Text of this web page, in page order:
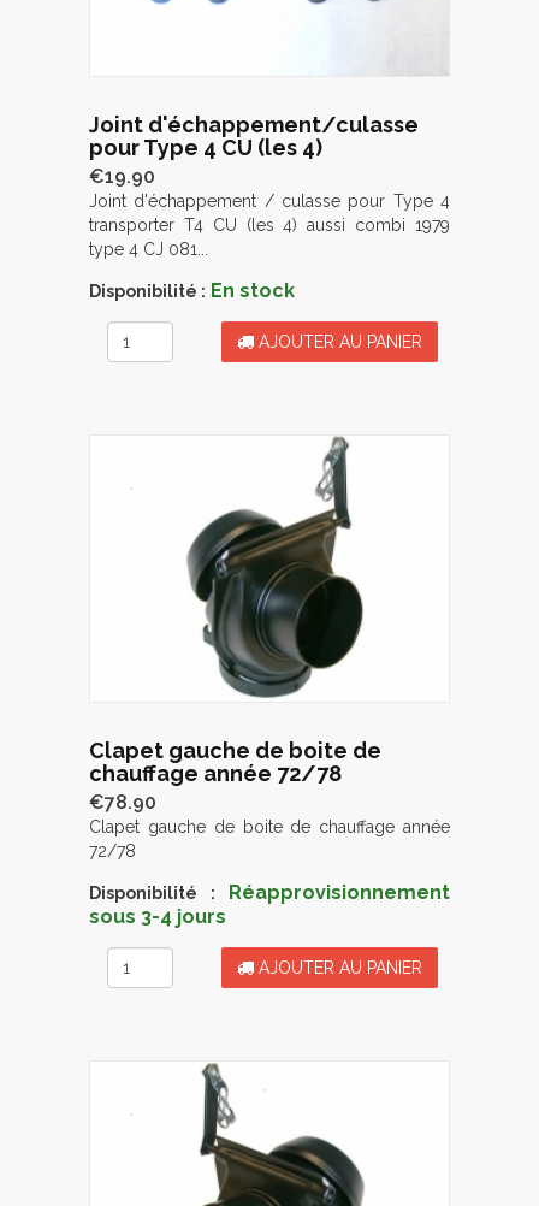
Joint d'échappement/culasse
pour Type 4 CU (les 4)
€19.90
Joint d'échappement / culasse pour Type 4
transporter T4 CU (les 4) aussi combi 1979
type 4 CJ 081...
Disponibilité : En stock
AJOUTER AU PANIER
Clapet gauche de boite de
chauffage année 72/78
€78.90
Clapet gauche de boite de chauffage année
72/78
Disponibilité :
Réapprovisionnement
sous 3-4 jours
AJOUTER AU PANIER